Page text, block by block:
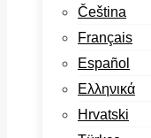
Čeština
Français
Español
Ελληνικά
Hrvatski